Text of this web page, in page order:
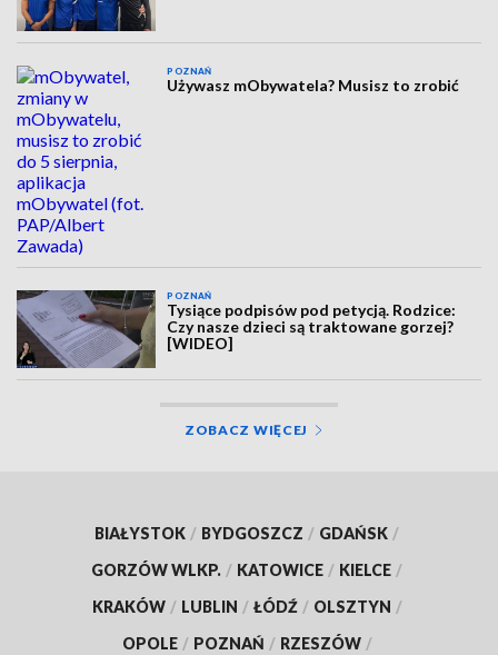
POZNAŃ
Używasz mObywatela? Musisz to zrobić
POZNAŃ
Tysiące podpisów pod petycją. Rodzice:
Czy nasze dzieci są traktowane gorzej?
[WIDEO]
ZOBACZ WIĘCEJ
BIAŁYSTOK / BYDGOSZCZ / GDAŃSK /
GORZÓW WLKP. / KATOWICE / KIELCE /
KRAKÓW / LUBLIN / ŁÓDŹ / OLSZTYN /
OPOLE / POZNAŃ / RZESZÓW /